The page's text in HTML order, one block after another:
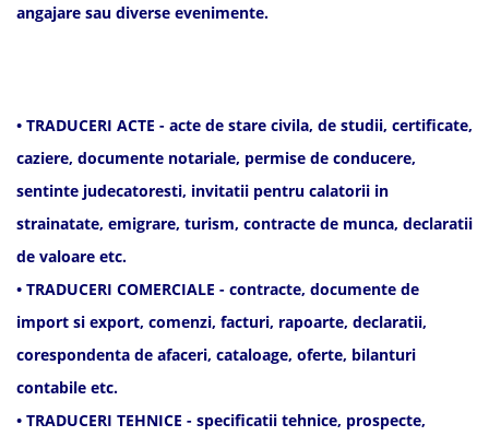
angajare sau diverse evenimente.
• TRADUCERI ACTE - acte de stare civila, de studii, certificate,
caziere, documente notariale, permise de conducere,
sentinte judecatoresti, invitatii pentru calatorii in
strainatate, emigrare, turism, contracte de munca, declaratii
de valoare etc.
• TRADUCERI COMERCIALE - contracte, documente de
import si export, comenzi, facturi, rapoarte, declaratii,
corespondenta de afaceri, cataloage, oferte, bilanturi
contabile etc.
• TRADUCERI TEHNICE - specificatii tehnice, prospecte,